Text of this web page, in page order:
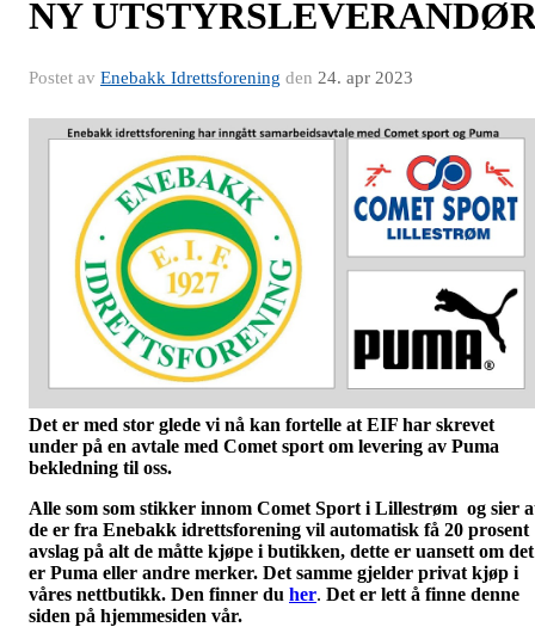
NY
Postet av Enebakk Idrettsforening den 24. apr 2023
Det er med stor glede vi nå kan fortelle at EIF har skrevet
under på en avtale med Comet sport om levering av Puma
bekledning til oss.
Alle som som stikker innom Comet Sport i Lillestrøm og sier
de er fra Enebakk idrettsforening vil automatisk få 20 prosent
avslag på alt de måtte kjøpe i butikken, dette er uansett om det
er Puma eller andre merker. Det samme gjelder privat kjøp i
våres nettbutikk. Den finner du her. Det er lett å finne denne
siden på hjemmesiden vår.